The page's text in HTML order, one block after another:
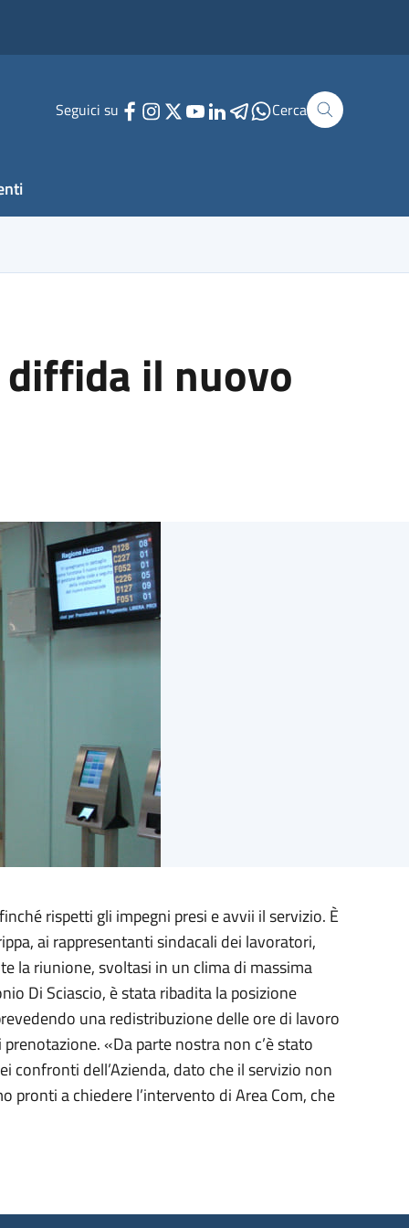
Seguici su Cerca
diffida il nuovo
rispetti gli impegni presi e avvii il servizio. È
ai rappresentanti sindacali dei lavoratori,
la riunione, svoltasi in un clima di massima
Di Sciascio, è stata ribadita la posizione
una redistribuzione delle ore di lavoro
«Da parte nostra non c’è stato
confronti dell’Azienda, dato che il servizio non
pronti a chiedere l’intervento di Area Com, che